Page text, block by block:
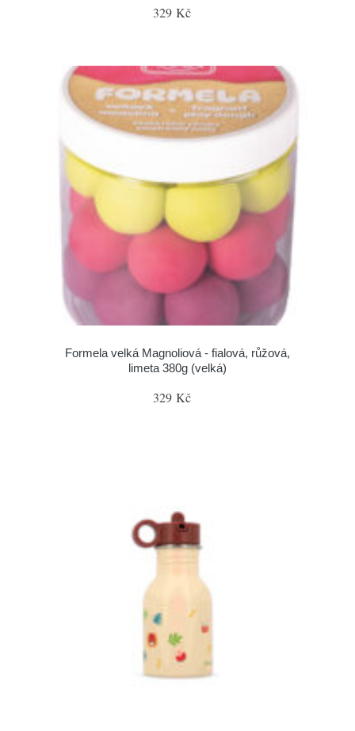
329 Kč
Formela velká Magnoliová - fialová, růžová,
limeta 380g (velká)
329 Kč